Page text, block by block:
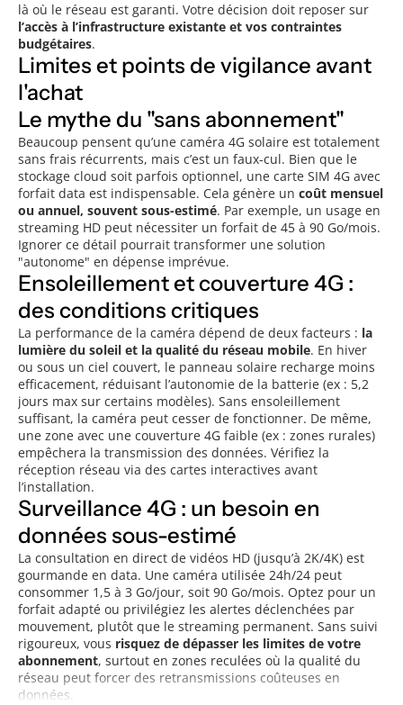
là où le réseau est garanti. Votre décision doit reposer sur
l’accès à l’infrastructure existante et vos contraintes
budgétaires.
Limites et points de vigilance avant
l'achat
Le mythe du "sans abonnement"
Beaucoup pensent qu’une caméra 4G solaire est totalement
sans frais récurrents, mais c’est un faux-cul. Bien que le
stockage cloud soit parfois optionnel, une carte SIM 4G avec
forfait data est indispensable. Cela génère un coût mensuel
ou annuel, souvent sous-estimé. Par exemple, un usage en
streaming HD peut nécessiter un forfait de 45 à 90 Go/mois.
Ignorer ce détail pourrait transformer une solution
"autonome" en dépense imprévue.
Ensoleillement et couverture 4G :
des conditions critiques
La performance de la caméra dépend de deux facteurs : la
lumière du soleil et la qualité du réseau mobile. En hiver
ou sous un ciel couvert, le panneau solaire recharge moins
efficacement, réduisant l’autonomie de la batterie (ex : 5,2
jours max sur certains modèles). Sans ensoleillement
suffisant, la caméra peut cesser de fonctionner. De même,
une zone avec une couverture 4G faible (ex : zones rurales)
empêchera la transmission des données. Vérifiez la
réception réseau via des cartes interactives avant
l’installation.
Surveillance 4G : un besoin en
données sous-estimé
La consultation en direct de vidéos HD (jusqu’à 2K/4K) est
gourmande en data. Une caméra utilisée 24h/24 peut
consommer 1,5 à 3 Go/jour, soit 90 Go/mois. Optez pour un
forfait adapté ou privilégiez les alertes déclenchées par
mouvement, plutôt que le streaming permanent. Sans suivi
rigoureux, vous risquez de dépasser les limites de votre
abonnement, surtout en zones reculées où la qualité du
réseau peut forcer des retransmissions coûteuses en
données.